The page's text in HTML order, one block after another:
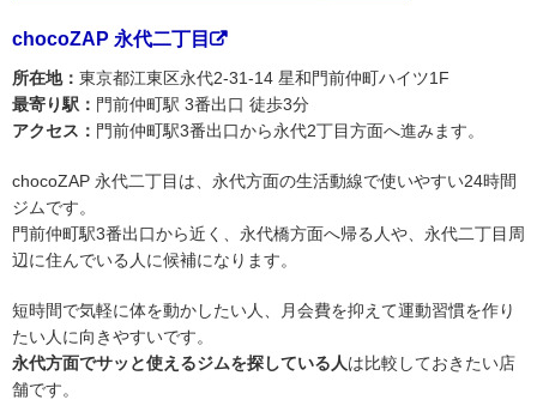
chocoZAP 永代二丁目
所在地： 東京都江東区永代2-31-14 星和門前仲町ハイツ1F
最寄り駅： 門前仲町駅 3番出口 徒歩3分
アクセス： 門前仲町駅3番出口から永代2丁目方面へ進みます。
chocoZAP 永代二丁目は、永代方面の生活動線で使いやすい24時間
ジムです。
門前仲町駅3番出口から近く、永代橋方面へ帰る人や、永代二丁目周
辺に住んでいる人に候補になります。
短時間で気軽に体を動かしたい人、月会費を抑えて運動習慣を作り
たい人に向きやすいです。
永代方面でサッと使えるジムを探している人は比較しておきたい店
舗です。